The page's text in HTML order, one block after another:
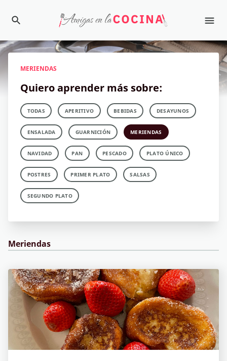
MERIENDAS
Quiero aprender más sobre:
TODAS APERITIVO BEBIDAS DESAYUNOS
ENSALADA GUARNICIÓN MERIENDAS
NAVIDAD PAN PESCADO PLATO ÚNICO
POSTRES PRIMER PLATO SALSAS
SEGUNDO PLATO
Meriendas